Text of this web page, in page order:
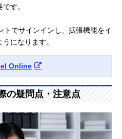
す。
でサインインし、拡張機能をイ
になります。
Online
の疑問点・注意点